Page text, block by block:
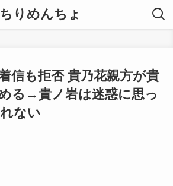
ちりめんちょ
信も拒否 貴乃花親方が貴
る→貴ノ岩は迷惑に思っ
ない